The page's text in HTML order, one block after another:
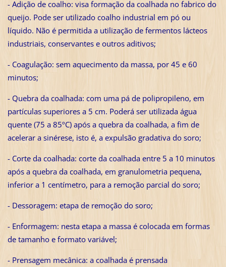
- Adição de coalho: visa formação da coalhada no fabrico do
queijo. Pode ser utilizado coalho industrial em pó ou
líquido. Não é permitida a utilização de fermentos lácteos
industriais, conservantes e outros aditivos;
- Coagulação: sem aquecimento da massa, por 45 e 60
minutos;
- Quebra da coalhada: com uma pá de polipropileno, em
partículas superiores a 5 cm. Poderá ser utilizada água
quente (75 a 85ºC) após a quebra da coalhada, a fim de
acelerar a sinérese, isto é, a expulsão gradativa do soro;
- Corte da coalhada: corte da coalhada entre 5 a 10 minutos
após a quebra da coalhada, em granulometria pequena,
inferior a 1 centímetro, para a remoção parcial do soro;
- Dessoragem: etapa de remoção do soro;
- Enformagem: nesta etapa a massa é colocada em formas
de tamanho e formato variável;
- Prensagem mecânica: a coalhada é prensada